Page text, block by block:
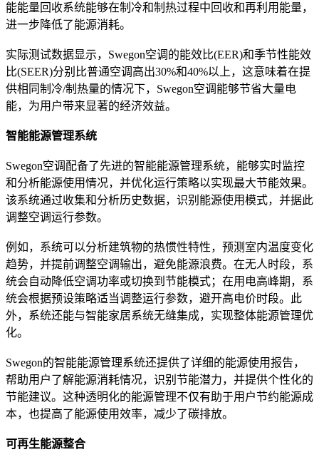
能能量回收系统能够在制冷和制热过程中回收和再利用能量，
进一步降低了能源消耗。
实际测试数据显示，Swegon空调的能效比(EER)和季节性能效
比(SEER)分别比普通空调高出30%和40%以上，这意味着在提
供相同制冷/制热量的情况下，Swegon空调能够节省大量电
能，为用户带来显著的经济效益。
智能能源管理系统
Swegon空调配备了先进的智能能源管理系统，能够实时监控
和分析能源使用情况，并优化运行策略以实现最大节能效果。
该系统通过收集和分析历史数据，识别能源使用模式，并据此
调整空调运行参数。
例如，系统可以分析建筑物的热惯性特性，预测室内温度变化
趋势，并提前调整空调输出，避免能源浪费。在无人时段，系
统会自动降低空调功率或切换到节能模式；在用电高峰期，系
统会根据预设策略适当调整运行参数，避开高电价时段。此
外，系统还能与智能家居系统无缝集成，实现整体能源管理优
化。
Swegon的智能能源管理系统还提供了详细的能源使用报告，
帮助用户了解能源消耗情况，识别节能潜力，并提供个性化的
节能建议。这种透明化的能源管理不仅有助于用户节约能源成
本，也提高了能源使用效率，减少了碳排放。
可再生能源整合